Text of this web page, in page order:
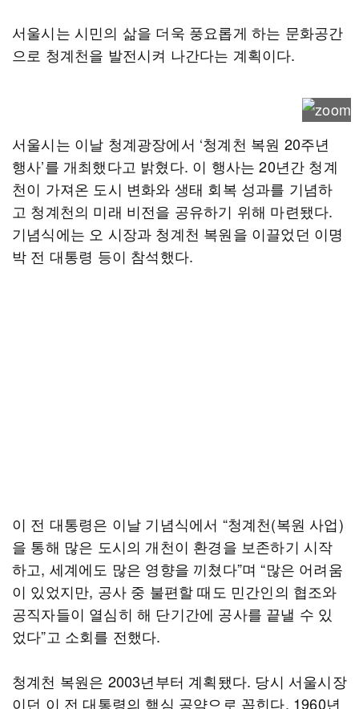
서울시는 시민의 삶을 더욱 풍요롭게 하는 문화공간
으로 청계천을 발전시켜 나간다는 계획이다.
서울시는 이날 청계광장에서 ‘청계천 복원 20주년
행사’를 개최했다고 밝혔다. 이 행사는 20년간 청계
천이 가져온 도시 변화와 생태 회복 성과를 기념하
고 청계천의 미래 비전을 공유하기 위해 마련됐다.
기념식에는 오 시장과 청계천 복원을 이끌었던 이명
박 전 대통령 등이 참석했다.
이 전 대통령은 이날 기념식에서 “청계천(복원 사업)
을 통해 많은 도시의 개천이 환경을 보존하기 시작
하고, 세계에도 많은 영향을 끼쳤다”며 “많은 어려움
이 있었지만, 공사 중 불편할 때도 민간인의 협조와
공직자들이 열심히 해 단기간에 공사를 끝낼 수 있
었다”고 소회를 전했다.
청계천 복원은 2003년부터 계획됐다. 당시 서울시장
이던 이 전 대통령의 핵심 공약으로 꼽힌다. 1960년